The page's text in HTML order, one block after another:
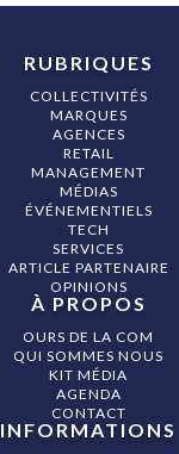
RUBRIQUES
COLLECTIVITÉS
MARQUES
AGENCES
RETAIL
MANAGEMENT
MÉDIAS
ÉVÉNEMENTIELS
TECH
SERVICES
ARTICLE PARTENAIRE
OPINIONS
À PROPOS
OURS DE LA COM
QUI SOMMES NOUS
KIT MÉDIA
AGENDA
CONTACT
INFORMATIONS